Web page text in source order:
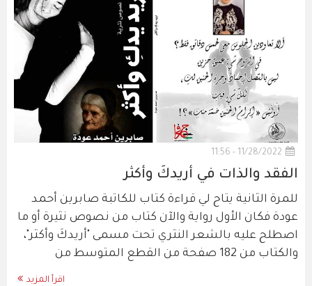
11/28/2022 - 11:56
الفقد والذات في أريدكَ وأكثر
للمرة الثانية يتاح لي قراءة كتاب للكاتبة صابرين أحمد
عودة فكان الأول رواية والآن كتاب من نصوص نثيرة أو ما
اصطلح عليه بالشعر النثري تحت مسمى "أريدكَ وأكثر"،
والكتاب من 182 صفحة من القطع المتوسط من
اقرأ المزيد